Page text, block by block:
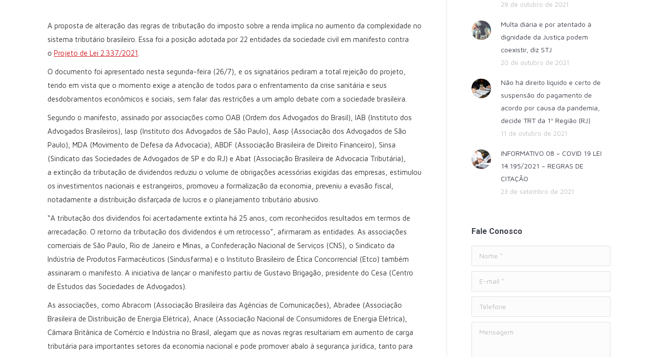
A proposta de alteração das regras de tributação do imposto sobre a renda implica no aumento da complexidade no
sistema tributário brasileiro. Essa foi a posição adotada por 22 entidades da sociedade civil em manifesto contra
o Projeto de Lei 2.337/2021
O documento foi apresentado nesta segunda-feira (26/7), e os signatários pediram a total rejeição do projeto,
tendo em vista que o momento exige a atenção de todos para o enfrentamento da crise sanitária e seus
desdobramentos econômicos e sociais, sem falar das restrições a um amplo debate com a sociedade brasileira.
Segundo o manifesto, assinado por associações como OAB (Ordem dos Advogados do Brasil), IAB (Instituto dos
Advogados Brasileiros), Iasp (Instituto dos Advogados de São Paulo), Aasp (Associação dos Advogados de São
Paulo), MDA (Movimento de Defesa da Advocacia), ABDF (Associação Brasileira de Direito Financeiro), Sinsa
(Sindicato das Sociedades de Advogados de SP e do RJ) e Abat (Associação Brasileira de Advocacia Tributária),
a extinção da tributação de dividendos reduziu o volume de obrigações acessórias exigidas das empresas, estimulou
os investimentos nacionais e estrangeiros, promoveu a formalização da economia, preveniu a evasão fiscal,
notadamente a distribuição disfarçada de lucros e o planejamento tributário abusivo.
“A tributação dos dividendos foi acertadamente extinta há 25 anos, com reconhecidos resultados em termos de
arrecadação. O retorno da tributação dos dividendos é um retrocesso”, afirmaram as entidades. As associações
comerciais de São Paulo, Rio de Janeiro e Minas, a Confederação Nacional de Serviços (CNS), o Sindicato da
Indústria de Produtos Farmacêuticos (Sindusfarma) e o Instituto Brasileiro de Ética Concorrencial (Etco) também
assinaram o manifesto. A iniciativa de lançar o manifesto partiu de Gustavo Brigagão, presidente do Cesa (Centro
de Estudos das Sociedades de Advogados).
As associações, como Abracom (Associação Brasileira das Agências de Comunicações), Abradee (Associação
Brasileira de Distribuição de Energia Elétrica), Anace (Associação Nacional de Consumidores de Energia Elétrica),
Câmara Britânica de Comércio e Indústria no Brasil, alegam que as novas regras resultariam em aumento de carga
tributária para importantes setores da economia nacional e pode promover abalo à segurança jurídica, tanto para
29 de outubro de 2021
Multa diária e por atentado à
dignidade da Justiça podem
coexistir, diz STJ
20 de outubro de 2021
Não há direito líquido e certo de
suspensão do pagamento de
acordo por causa da pandemia,
decide TRT da 1ª Região (RJ)
11 de outubro de 2021
INFORMATIVO 08 – COVID 19 LEI
14.195/2021 – REGRAS DE
CITAÇÃO
23 de setembro de 2021
Fale Conosco
Telefone